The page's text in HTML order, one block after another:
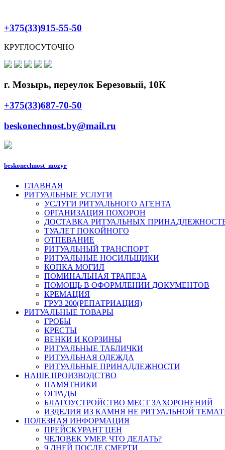
+375(33)915-55-50
КРУГЛОСУТОЧНО
г. Мозырь, переулок Березовый, 10К
+375(33)687-70-50
beskonechnost.by@mail.ru
beskonechnost_mozyr
ГЛАВНАЯ
РИТУАЛЬНЫЕ УСЛУГИ
УСЛУГИ РИТУАЛЬНОГО АГЕНТА
ОРГАНИЗАЦИЯ ПОХОРОН
ДОСТАВКА РИТУАЛЬНЫХ
ТУАЛЕТ ПОКОЙНОГО
ОТПЕВАНИЕ
РИТУАЛЬНЫЙ ТРАНСПОРТ
РИТУАЛЬНЫЕ НОСИЛЬЩИКИ
КОПКА МОГИЛ
ПОМИНАЛЬНАЯ ТРАПЕЗА
ПОМОЩЬ В ОФОРМЛЕНИИ ДОКУМЕНТОВ
КРЕМАЦИЯ
ГРУЗ 200(РЕПАТРИАЦИЯ)
РИТУАЛЬНЫЕ ТОВАРЫ
ГРОБЫ
КРЕСТЫ
ВЕНКИ И КОРЗИНЫ
РИТУАЛЬНЫЕ ТАБЛИЧКИ
РИТУАЛЬНАЯ ОДЕЖДА
РИТУАЛЬНЫЕ ПРИНАДЛЕЖНОСТИ
НАШЕ ПРОИЗВОДСТВО
ПАМЯТНИКИ
ОГРАДЫ
БЛАГОУСТРОЙСТВО МЕСТ ЗАХОРОНЕНИЙ
ИЗДЕЛИЯ ИЗ КАМНЯ НЕ РИТУАЛЬНОЙ
ПОЛЕЗНАЯ ИНФОРМАЦИЯ
ПРЕЙСКУРАНТ ЦЕН
ЧЕЛОВЕК УМЕР. ЧТО ДЕЛАТЬ?
9 ДНЕЙ ПОСЛЕ СМЕРТИ